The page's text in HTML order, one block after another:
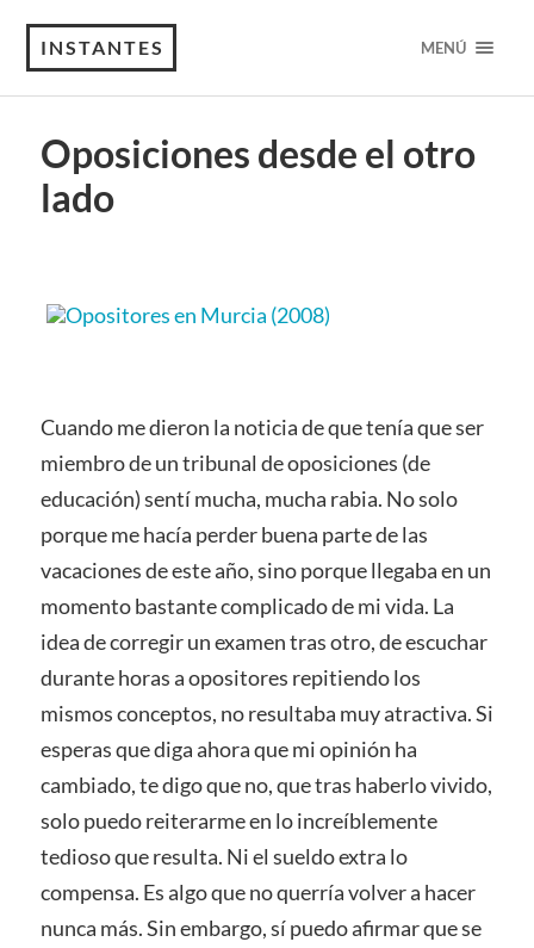
INSTANTES MENÚ
Oposiciones desde el otro
lado
Cuando me dieron la noticia de que tenía que ser
miembro de un tribunal de oposiciones (de
educación) sentí mucha, mucha rabia. No solo
porque me hacía perder buena parte de las
vacaciones de este año, sino porque llegaba en un
momento bastante complicado de mi vida. La
idea de corregir un examen tras otro, de escuchar
durante horas a opositores repitiendo los
mismos conceptos, no resultaba muy atractiva. Si
esperas que diga ahora que mi opinión ha
cambiado, te digo que no, que tras haberlo vivido,
solo puedo reiterarme en lo increíblemente
tedioso que resulta. Ni el sueldo extra lo
compensa. Es algo que no querría volver a hacer
nunca más. Sin embargo, sí puedo afirmar que se